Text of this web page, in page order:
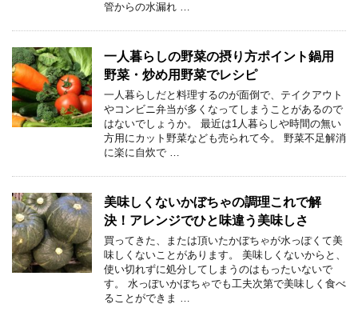
管からの水漏れ …
一人暮らしの野菜の摂り方ポイント鍋用
野菜・炒め用野菜でレシピ
一人暮らしだと料理するのが面倒で、テイクアウト
やコンビニ弁当が多くなってしまうことがあるので
はないでしょうか。 最近は1人暮らしや時間の無い
方用にカット野菜なども売られて今。 野菜不足解消
に楽に自炊で …
美味しくないかぼちゃの調理これで解
決！アレンジでひと味違う美味しさ
買ってきた、または頂いたかぼちゃが水っぽくて美
味しくないことがあります。 美味しくないからと、
使い切れずに処分してしまうのはもったいないで
す。 水っぽいかぼちゃでも工夫次第で美味しく食べ
ることができま …